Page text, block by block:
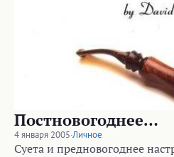
Постновогоднее…
4 января 2005·Личное
Суета и предновогоднее